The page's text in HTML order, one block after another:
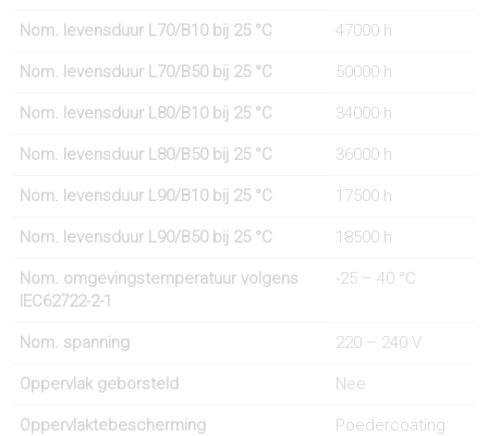
Nom. levensduur L70/B10 bij 25 °C 47000 h
Nom. levensduur L70/B50 bij 25 °C 50000 h
Nom. levensduur L80/B10 bij 25 °C 34000 h
Nom. levensduur L80/B50 bij 25 °C 36000 h
Nom. levensduur L90/B10 bij 25 °C 17500 h
Nom. levensduur L90/B50 bij 25 °C 18500 h
Nom. omgevingstemperatuur volgens
IEC62722-2-1
-25 – 40 °C
Nom. spanning 220 – 240 V
Oppervlak geborsteld Nee
Oppervlaktebescherming Poedercoating